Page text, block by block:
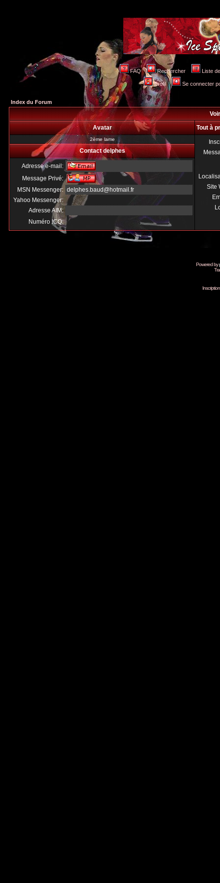
FAQ Rechercher Liste
Profil Se connecter
Index du Forum
Avatar
Tout à
2ème lame
Site
Contact delphes
Adresse e-mail:
Message Privé:
MSN Messenger: delphes.baud@hotmail.fr
Yahoo Messenger:
Adresse AIM:
Numéro ICQ:
Powered by